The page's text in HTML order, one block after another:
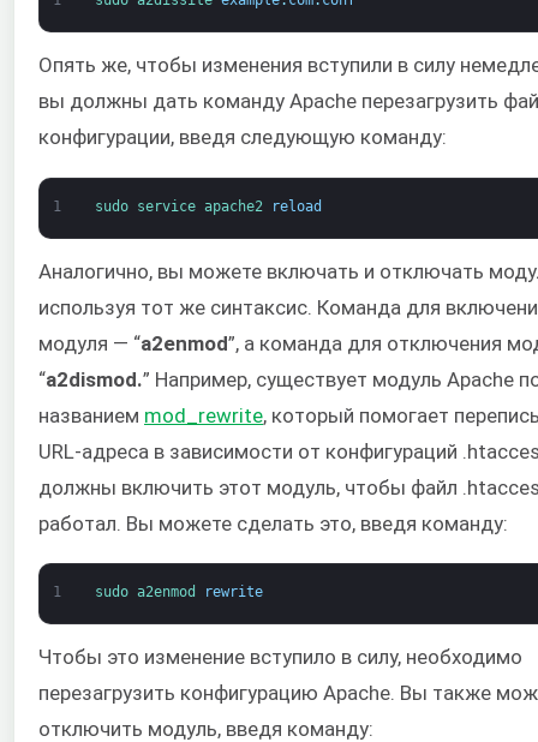
Опять же, чтобы изменения вступили в силу
вы должны дать команду Apache перезагрузить
конфигурации, введя следующую команду:
1 sudo service apache2 reload
Аналогично, вы можете включать и отключать
используя тот же синтаксис. Команда для
модуля — “a2enmod”, а команда для отключения
“a2dismod.” Например, существует модуль Apache
названием mod_rewrite, который помогает
URL-адреса в зависимости от конфигураций
должны включить этот модуль, чтобы файл
работал. Вы можете сделать это, введя команду:
1 sudo a2enmod rewrite
Чтобы это изменение вступило в силу, необходимо
перезагрузить конфигурацию Apache. Вы также
отключить модуль, введя команду: